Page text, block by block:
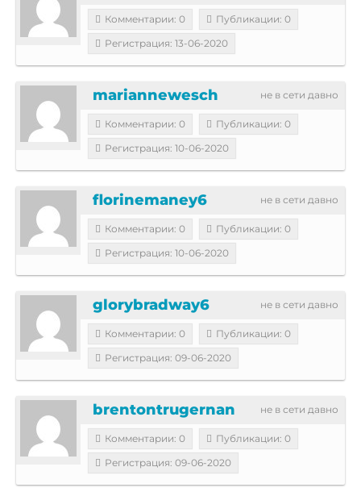
Комментарии: 0
Публикации: 0
Регистрация: 13-06-2020
не в сети давно
mariannewesch
Комментарии: 0
Публикации: 0
Регистрация: 10-06-2020
не в сети давно
florinemaney6
Комментарии: 0
Публикации: 0
Регистрация: 10-06-2020
не в сети давно
glorybradway6
Комментарии: 0
Публикации: 0
Регистрация: 09-06-2020
не в сети давно
brentontrugernan
Комментарии: 0
Публикации: 0
Регистрация: 09-06-2020